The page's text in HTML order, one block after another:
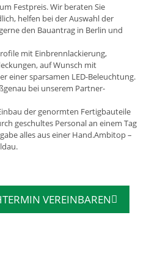
Festpreis. Wir beraten Sie
helfen bei der Auswahl der
den Bauantrag in Berlin und
mit Einbrennlackierung,
auf Wunsch mit
einer sparsamen LED-Beleuchtung.
bei unserem Partner-
der genormten Fertigbauteile
geschultes Personal an einem Tag
alles aus einer Hand.Ambitop –
VEREINBAREN